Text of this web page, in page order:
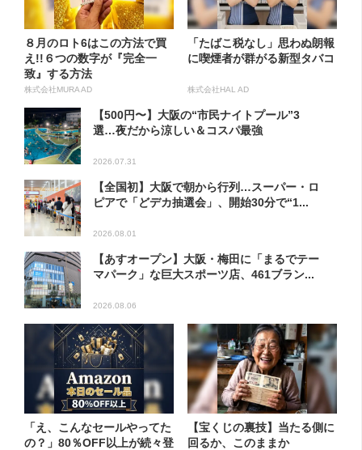
８月のロト6はこの方法で買
え!!６つの数字が『完全一
致』する方法
株式会社MURA AD
「たばこ税なし」思わぬ朗報
に喫煙者が群がる新型タバコ
株式会社HAL AD
【500円〜】大阪の“市民ナイトプール”3
選…夜だから涼しい＆コスパ最強
2026.07.31
【全国初】大阪で朝から行列…スーパー・ロ
ピアで「どデカ抽選会」、開始30分で“1...
2026.08.01
【あすオープン】大阪・梅田に「まるでテー
マパーク」な巨大スポーツ店、461ブラン...
2026.08.06
「え、こんなセールやってた
の？」80％OFF以上が続々登
【宝くじの裏技】当たる側に
回るか、このままか